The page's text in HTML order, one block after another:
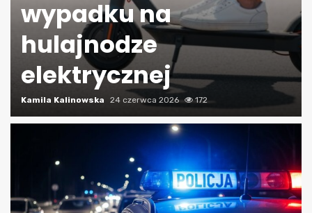
wypadku na
hulajnodze
elektrycznej
Kamila Kalinowska 24 czerwca 2026 172